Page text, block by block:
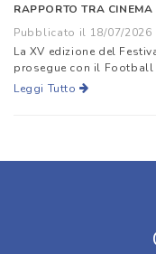
RAPPORTO TRA CINEMA
Pubblicato il 18/07/2026
La XV edizione del
prosegue con il Football
Leggi Tutto